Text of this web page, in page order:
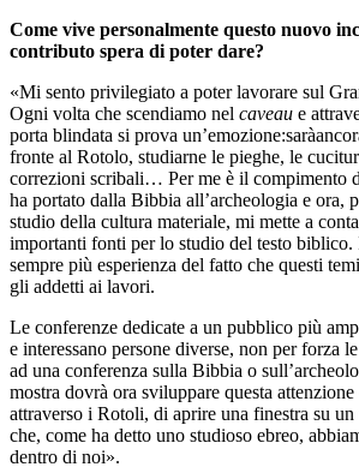
Come vive personalmente questo nuovo
contributo spera di poter dare?
«Mi sento privilegiato a poter lavorare sul
Ogni volta che scendiamo nel caveau e
porta blindata si prova
fronte al Rotolo, studiarne le pieghe, le
correzioni scribali… Per me è il compimento
ha portato dalla Bibbia all’archeologia e ora,
studio della cultura materiale, mi mette a
importanti fonti per lo studio del testo biblico.
sempre più esperienza del fatto che questi
gli addetti ai lavori.
Le conferenze dedicate a un pubblico più
e interessano persone diverse, non per forza
ad una conferenza sulla Bibbia o
mostra dovrà ora sviluppare questa
attraverso i Rotoli, di aprire una finestra su
che, come ha detto uno studioso ebreo,
dentro di noi».